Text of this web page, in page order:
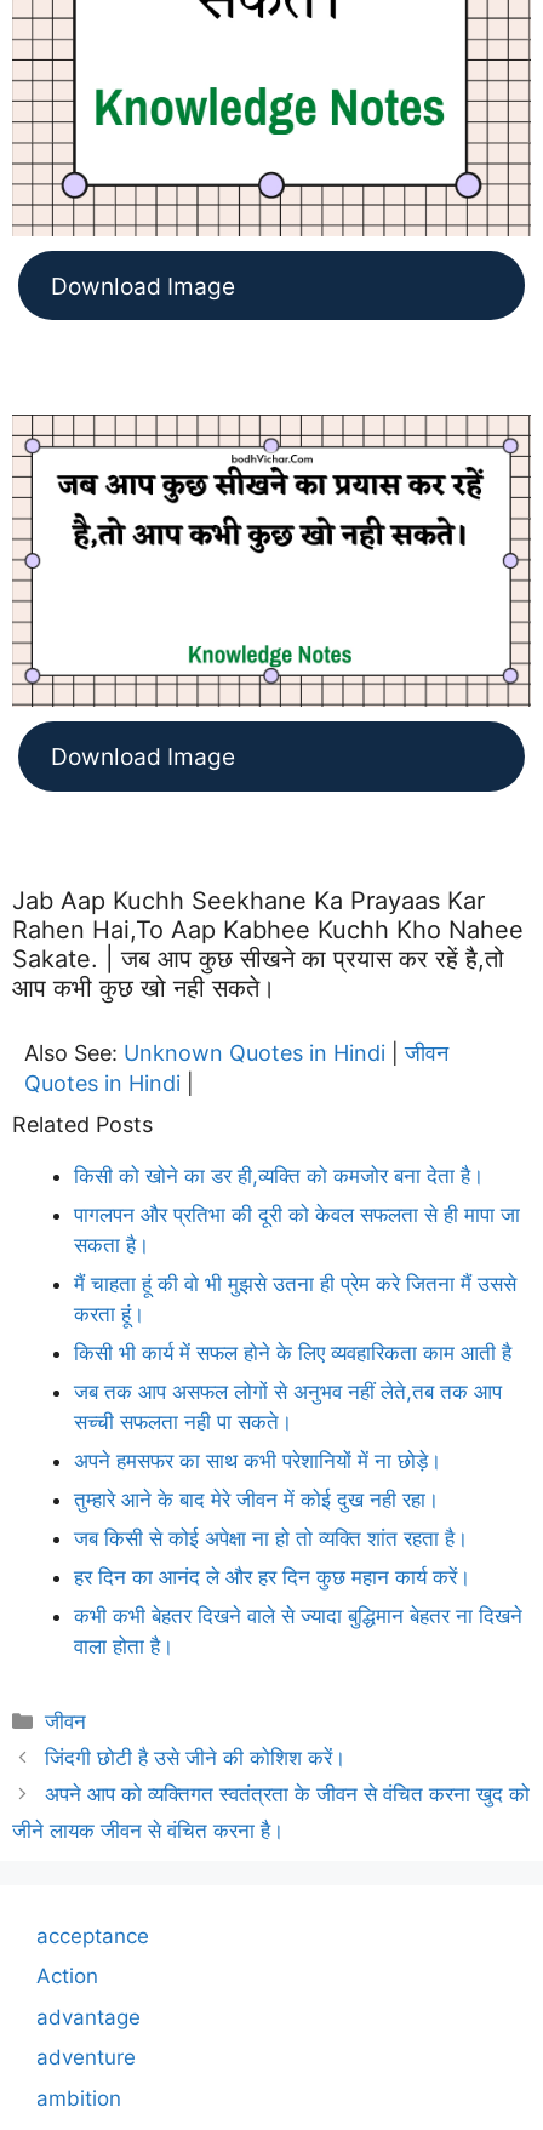
Download Image
Download Image
Jab Aap Kuchh Seekhane Ka Prayaas Kar
Rahen Hai,to Aap Kabhee Kuchh Kho Nahee
Sakate. | जब आप कुछ सीखने का प्रयास कर रहें है,तो
आप कभी कुछ खो नही सकते।
Also See: Unknown Quotes in Hindi |जीवन
Quotes in Hindi
Related Posts
किसी को खोने का डर ही,व्यक्ति को कमजोर बना देता है।
पागलपन और प्रतिभा की दूरी को केवल सफलता से ही मापा जा
सकता है।
मैं चाहता हूं की वो भी मुझसे उतना ही प्रेम करे जितना मैं उससे
करता हूं।
किसी भी कार्य में सफल होने के लिए व्यवहारिकता काम आती है
जब तक आप असफल लोगों से अनुभव नहीं लेते,तब तक आप
सच्ची सफलता नही पा सकते।
अपने हमसफर का साथ कभी परेशानियों में ना छोड़े।
तुम्हारे आने के बाद मेरे जीवन में कोई दुख नही रहा।
जब किसी से कोई अपेक्षा ना हो तो व्यक्ति शांत रहता है।
हर दिन का आनंद ले और हर दिन कुछ महान कार्य करें।
कभी कभी बेहतर दिखने वाले से ज्यादा बुद्धिमान बेहतर ना दिखने
वाला होता है।
Categories
जीवन
जिंदगी छोटी है उसे जीने की कोशिश करें।
अपने आप को व्यक्तिगत स्वतंत्रता के जीवन से वंचित करना खुद को
जीने लायक जीवन से वंचित करना है।
acceptance
Action
advantage
adventure
ambition